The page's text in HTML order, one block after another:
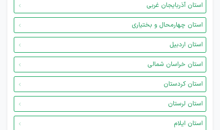
استان آذربایجان غربی
استان چهارمحال و بختیاری
استان اردبیل
استان خراسان شمالی
استان کردستان
استان لرستان
استان ایلام